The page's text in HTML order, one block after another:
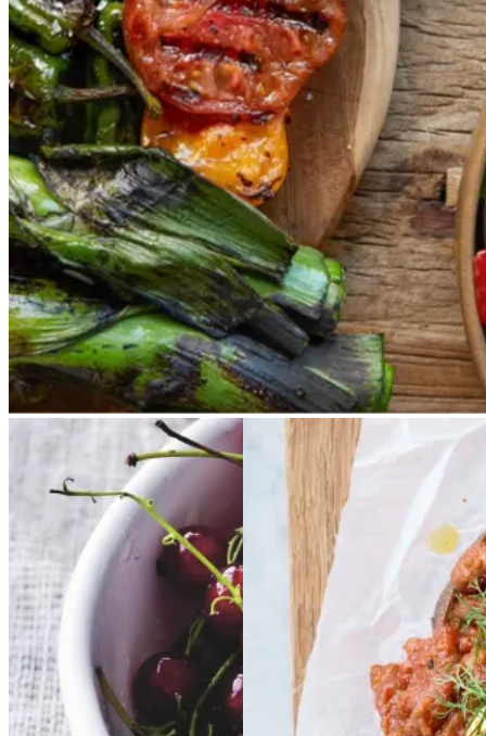
salat empedrat fra det catalanske
køkken. Spis den med brød som
en let frokost eller i et større
måltid som her. Salbitxada minder
noget om en anden ligeledes
catalansk sauce, romesco. I
Catalonien spises den til såkaldte
calcots, der er små porrelignende
løg. Dem griller man helt sorte, så
fjerner man den yderste skal og
dypper det fløjlsbløde løg i
saucen. Calcots er svære at
opdrive på disse kanter, men små
nye porrer kan bruges.
Rysteribs Rysteribs Baked Baked
beans på
på
stegt brødbrød